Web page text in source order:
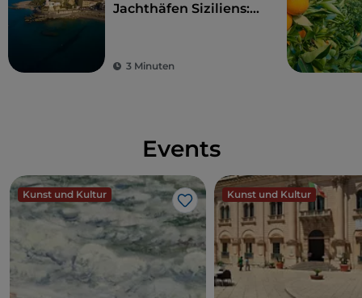
Jachthäfen Siziliens:
3 Minuten
Events
Kunst und Kultur
Like
Kunst und Kultur